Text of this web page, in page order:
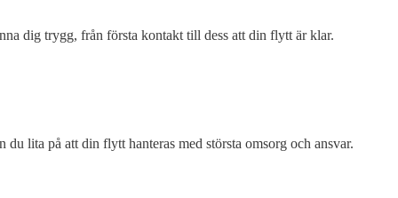
dig trygg, från första kontakt till dess att din flytt är klar.
lita på att din flytt hanteras med största omsorg och ansvar.